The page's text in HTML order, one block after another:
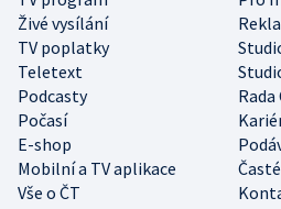
Živé vysílání
TV poplatky
Teletext
Podcasty
Rada
Počasí
E-shop
Mobilní a TV aplikace
Vše o ČT